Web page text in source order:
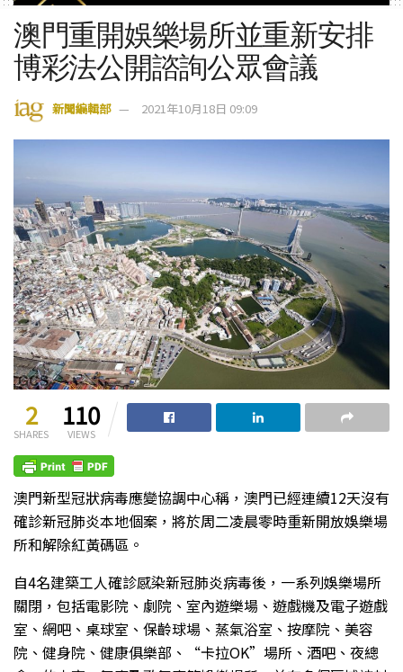
澳門重開娛樂場所並重新安排
博彩法公開諮詢公眾會議
新聞編輯部 2021年10月18日 09:09
2
SHARES
110
VIEWS
澳門新型冠狀病毒應變協調中心稱，澳門已經連續12天沒有
確診新冠肺炎本地個案，將於周二凌晨零時重新開放娛樂場
所和解除紅黃碼區。
自4名建築工人確診感染新冠肺炎病毒後，一系列娛樂場所
關閉，包括電影院、劇院、室內遊樂場、遊戲機及電子遊戲
室、網吧、桌球室、保齡球場、蒸氣浴室、按摩院、美容
院、健身院、健康俱樂部、“卡拉OK”場所、酒吧、夜總